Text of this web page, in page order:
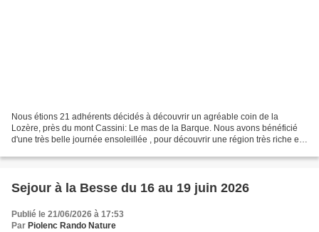
Nous étions 21 adhérents décidés à découvrir un agréable coin de la
Lozère, près du mont Cassini: Le mas de la Barque. Nous avons bénéficié
d'une très belle journée ensoleillée , pour découvrir une région très riche en
Sejour à la Besse du 16 au 19 juin 2026
Publié le 21/06/2026 à 17:53
Par Piolenc Rando Nature